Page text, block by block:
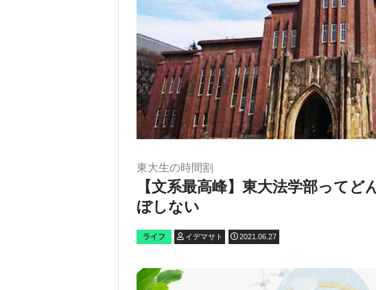
東大生の時間割
【文系最高峰】東大法学部って
ぼしない
ライフ イデマサト 2021.06.27